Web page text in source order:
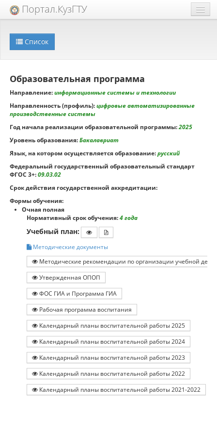
Портал.КузГТУ
Список
Образовательная программа
Направление:информационные системы и технологии
Направленность (профиль):цифровые автоматизированные
производственные системы
Год начала реализации образовательной программы:2025
Уровень образования:Бакалавриат
Язык, на котором осуществляется образование:русский
Федеральный государственный образовательный стандарт
ФГОС 3+:09.03.02
Срок действия государственной аккредитации:
Формы обучения:
Очная полная
Нормативный срок обучения:4 года
Учебный план:
Методические документы
Методические рекомендации по организации учебной
Утвержденная ОПОП
ФОС ГИА и Программа ГИА
Рабочая программа воспитания
Календарный планы воспитательной работы 2025
Календарный планы воспитательной работы 2024
Календарный планы воспитательной работы 2023
Календарный планы воспитательной работы 2022
Календарный планы воспитательной работы 2021-2022